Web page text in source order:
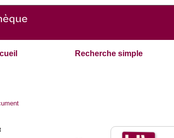
Recherche simple